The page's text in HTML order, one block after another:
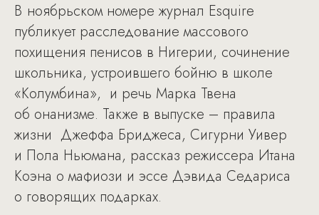
В ноябрьском номере журнал Esquire
публикует расследование массового
похищения пенисов в Нигерии, сочинение
школьника, устроившего бойню в школе
«Колумбина», и речь Марка Твена
об онанизме. Также в выпуске – правила
жизни Джеффа Бриджеса, Сигурни Уивер
и Пола Ньюмана, рассказ режиссера Итана
Коэна о мафиози и эссе Дэвида Седариса
о говорящих подарках.